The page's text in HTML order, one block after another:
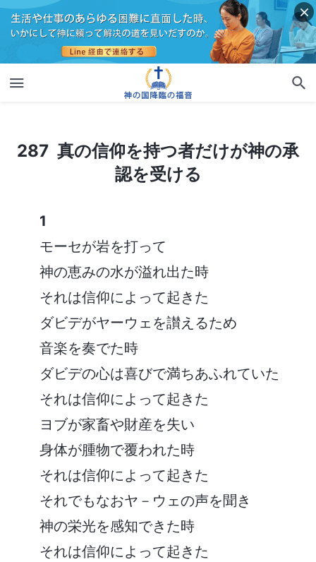
287 真の信仰を持つ者だけが神の承認を受ける
287 真の信仰を持つ者だけが神の承
認を受ける
1
モーセが岩を打って
神の恵みの水が溢れ出た時
それは信仰によって起きた
ダビデがヤーウェを讃えるため
音楽を奏でた時
ダビデの心は喜びで満ちあふれていた
それは信仰によって起きた
ヨブが家畜や財産を失い
身体が腫物で覆われた時
それは信仰によって起きた
それでもなおヤ－ウェの声を聞き
神の栄光を感知できた時
それは信仰によって起きた